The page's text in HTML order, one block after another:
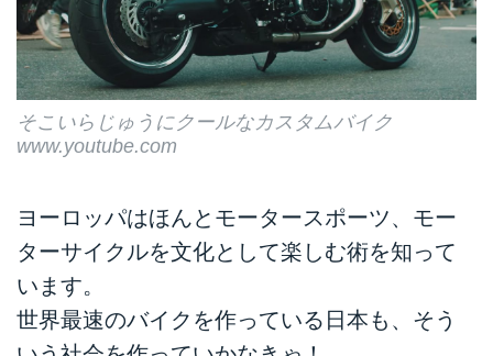
そこいらじゅうにクールなカスタムバイク
www.youtube.com
ヨーロッパはほんとモータースポーツ、モー
ターサイクルを文化として楽しむ術を知って
います。
世界最速のバイクを作っている日本も、そう